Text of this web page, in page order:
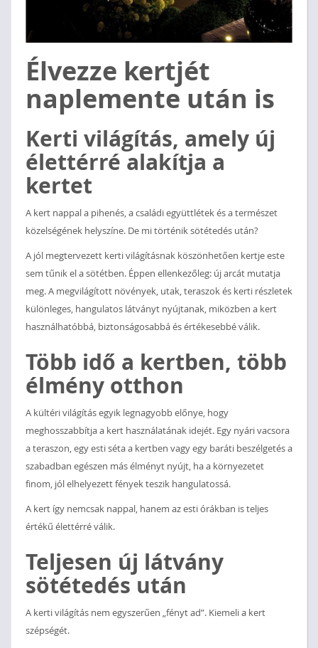
Élvezze kertjét
naplemente után is
Kerti világítás, amely új
élettérré alakítja a
kertet
A kert nappal a pihenés, a családi együttlétek és a természet
közelségének helyszíne. De mi történik sötétedés után?
A jól megtervezett kerti világításnak köszönhetően kertje este
sem tűnik el a sötétben. Éppen ellenkezőleg: új arcát mutatja
meg. A megvilágított növények, utak, teraszok és kerti részletek
különleges, hangulatos látványt nyújtanak, miközben a kert
használhatóbbá, biztonságosabbá és értékesebbé válik.
Több idő a kertben, több
élmény otthon
A kültéri világítás egyik legnagyobb előnye, hogy
meghosszabbítja a kert használatának idejét. Egy nyári vacsora
a teraszon, egy esti séta a kertben vagy egy baráti beszélgetés a
szabadban egészen más élményt nyújt, ha a környezetet
finom, jól elhelyezett fények teszik hangulatossá.
A kert így nemcsak nappal, hanem az esti órákban is teljes
értékű élettérré válik.
Teljesen új látvány
sötétedés után
A kerti világítás nem egyszerűen „fényt ad”. Kiemeli a kert
szépségét.